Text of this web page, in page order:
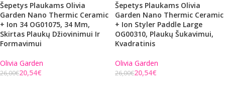
Šepetys Plaukams Olivia
Garden Nano Thermic Ceramic
+ Ion 34 OG01075, 34 Mm,
Skirtas Plaukų Džiovinimui Ir
Formavimui
Olivia Garden
26,00€20,54€
Šepetys Plaukams Olivia
Garden Nano Thermic Ceramic
+ Ion Styler Paddle Large
OG00310, Plaukų Šukavimui,
Kvadratinis
Olivia Garden
26,00€20,54€